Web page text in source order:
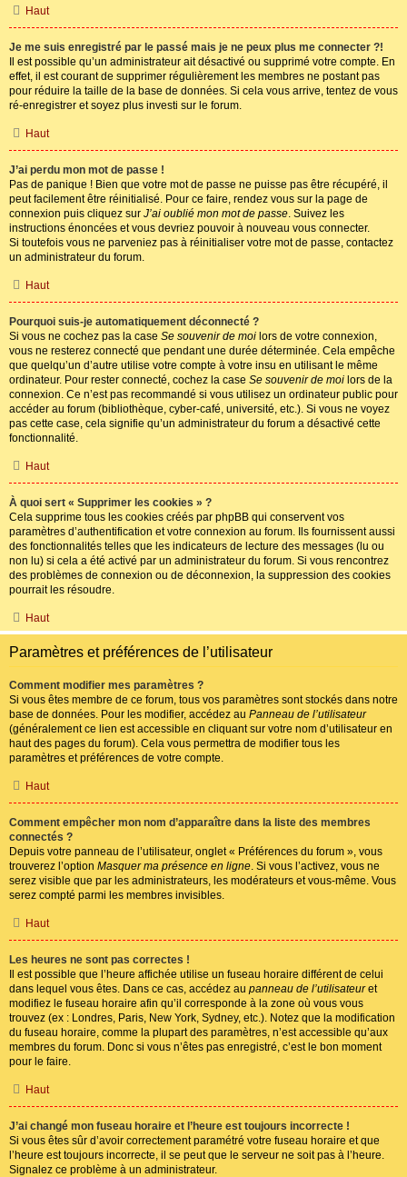
Haut
Je me suis enregistré par le passé mais je ne peux plus me connecter ?!
Il est possible qu’un administrateur ait désactivé ou supprimé votre compte. En
effet, il est courant de supprimer régulièrement les membres ne postant pas
pour réduire la taille de la base de données. Si cela vous arrive, tentez de vous
ré-enregistrer et soyez plus investi sur le forum.
Haut
J’ai perdu mon mot de passe !
Pas de panique ! Bien que votre mot de passe ne puisse pas être récupéré, il
peut facilement être réinitialisé. Pour ce faire, rendez vous sur la page de
connexion puis cliquez sur J’ai oublié mon mot de passe. Suivez les
instructions énoncées et vous devriez pouvoir à nouveau vous connecter.
Si toutefois vous ne parveniez pas à réinitialiser votre mot de passe, contactez
un administrateur du forum.
Haut
Pourquoi suis-je automatiquement déconnecté ?
Si vous ne cochez pas la case Se souvenir de moi lors de votre connexion,
vous ne resterez connecté que pendant une durée déterminée. Cela empêche
que quelqu’un d’autre utilise votre compte à votre insu en utilisant le même
ordinateur. Pour rester connecté, cochez la case Se souvenir de moi lors de la
connexion. Ce n’est pas recommandé si vous utilisez un ordinateur public pour
accéder au forum (bibliothèque, cyber-café, université, etc.). Si vous ne voyez
pas cette case, cela signifie qu’un administrateur du forum a désactivé cette
fonctionnalité.
Haut
À quoi sert « Supprimer les cookies » ?
Cela supprime tous les cookies créés par phpBB qui conservent vos
paramètres d’authentification et votre connexion au forum. Ils fournissent aussi
des fonctionnalités telles que les indicateurs de lecture des messages (lu ou
non lu) si cela a été activé par un administrateur du forum. Si vous rencontrez
des problèmes de connexion ou de déconnexion, la suppression des cookies
pourrait les résoudre.
Haut
Paramètres et préférences de l’utilisateur
Comment modifier mes paramètres ?
Si vous êtes membre de ce forum, tous vos paramètres sont stockés dans notre
base de données. Pour les modifier, accédez au Panneau de l’utilisateur
(généralement ce lien est accessible en cliquant sur votre nom d’utilisateur en
haut des pages du forum). Cela vous permettra de modifier tous les
paramètres et préférences de votre compte.
Haut
Comment empêcher mon nom d’apparaître dans la liste des membres
connectés ?
Depuis votre panneau de l’utilisateur, onglet « Préférences du forum », vous
trouverez l’option Masquer ma présence en ligne. Si vous l’activez, vous ne
serez visible que par les administrateurs, les modérateurs et vous-même. Vous
serez compté parmi les membres invisibles.
Haut
Les heures ne sont pas correctes !
Il est possible que l’heure affichée utilise un fuseau horaire différent de celui
dans lequel vous êtes. Dans ce cas, accédez au panneau de l’utilisateuret
modifiez le fuseau horaire afin qu’il corresponde à la zone où vous vous
trouvez (ex : Londres, Paris, New York, Sydney, etc.). Notez que la modification
du fuseau horaire, comme la plupart des paramètres, n’est accessible qu’aux
membres du forum. Donc si vous n’êtes pas enregistré, c’est le bon moment
pour le faire.
Haut
J’ai changé mon fuseau horaire et l’heure est toujours incorrecte !
Si vous êtes sûr d’avoir correctement paramétré votre fuseau horaire et que
l’heure est toujours incorrecte, il se peut que le serveur ne soit pas à l’heure.
Signalez ce problème à un administrateur.